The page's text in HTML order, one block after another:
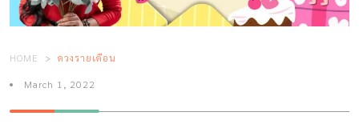
HOME ดวงรายเดือน
March 1, 2022